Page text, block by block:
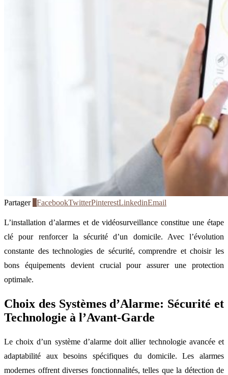
Partager FacebookTwitterPinterestLinkedinEmail
L’installation d’alarmes et de vidéosurveillance constitue une étape
clé pour renforcer la sécurité d’un domicile. Avec l’évolution
constante des technologies de sécurité, comprendre et choisir les
bons équipements devient crucial pour assurer une protection
optimale.
Choix des Systèmes d’Alarme: Sécurité et
Technologie à l’Avant-Garde
Le choix d’un système d’alarme doit allier technologie avancée et
adaptabilité aux besoins spécifiques du domicile. Les alarmes
modernes offrent diverses fonctionnalités, telles que la détection de